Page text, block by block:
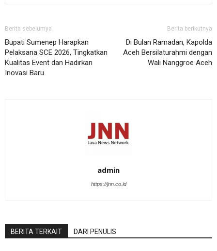
Berita sebelumya
Bupati Sumenep Harapkan
Pelaksana SCE 2026, Tingkatkan
Kualitas Event dan Hadirkan
Inovasi Baru
Berita berikutnya
Di Bulan Ramadan, Kapolda
Aceh Bersilaturahmi dengan
Wali Nanggroe Aceh
admin
https://jnn.co.id
BERITA TERKAIT DARI PENULIS